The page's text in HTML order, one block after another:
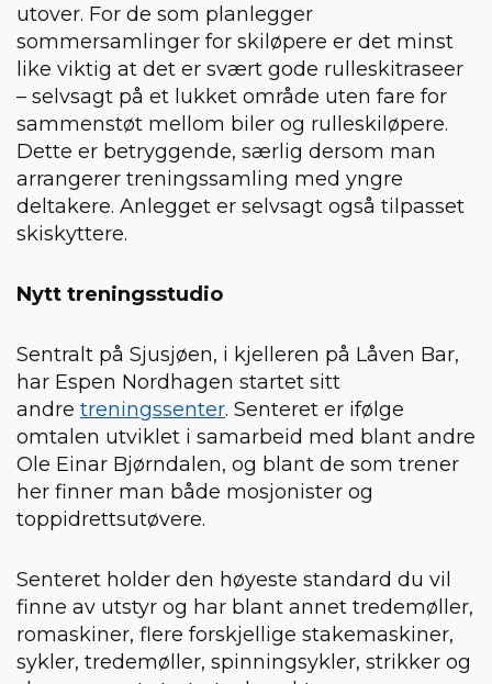
utover. For de som planlegger
sommersamlinger for skiløpere er det minst
like viktig at det er svært gode rulleskitraseer
– selvsagt på et lukket område uten fare for
sammenstøt mellom biler og rulleskiløpere.
Dette er betryggende, særlig dersom man
arrangerer treningssamling med yngre
deltakere. Anlegget er selvsagt også tilpasset
skiskyttere.
Nytt treningsstudio
Sentralt på Sjusjøen, i kjelleren på Låven Bar,
har Espen Nordhagen startet sitt
andre treningssenter. Senteret er ifølge
omtalen utviklet i samarbeid med blant andre
Ole Einar Bjørndalen, og blant de som trener
her finner man både mosjonister og
toppidrettsutøvere.
Senteret holder den høyeste standard du vil
finne av utstyr og har blant annet tredemøller,
romaskiner, flere forskjellige stakemaskiner,
sykler, tredemøller, spinningsykler, strikker og